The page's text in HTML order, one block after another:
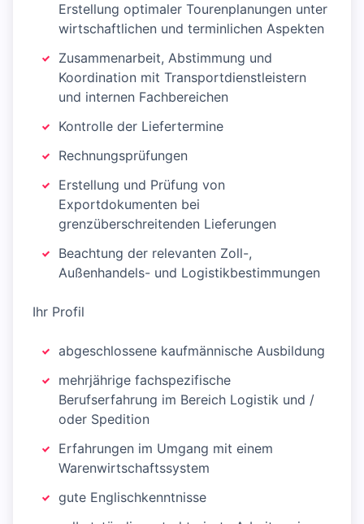
Erstellung optimaler Tourenplanungen unter
wirtschaftlichen und terminlichen Aspekten
Zusammenarbeit, Abstimmung und
Koordination mit Transportdienstleistern
und internen Fachbereichen
Kontrolle der Liefertermine
Rechnungsprüfungen
Erstellung und Prüfung von
Exportdokumenten bei
grenzüberschreitenden Lieferungen
Beachtung der relevanten Zoll-,
Außenhandels- und Logistikbestimmungen
Ihr Profil
abgeschlossene kaufmännische Ausbildung
mehrjährige fachspezifische
Berufserfahrung im Bereich Logistik und /
oder Spedition
Erfahrungen im Umgang mit einem
Warenwirtschaftssystem
gute Englischkenntnisse